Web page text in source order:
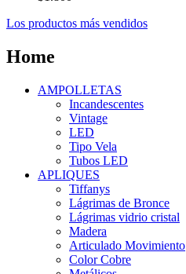
Los productos más vendidos
Home
AMPOLLETAS
Incandescentes
Vintage
LED
Tipo Vela
Tubos LED
APLIQUES
Tiffanys
Lágrimas de Bronce
Lágrimas vidrio cristal
Madera
Articulado Movimiento
Color Cobre